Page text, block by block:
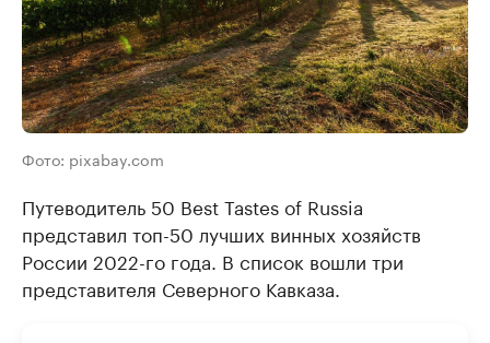
Фото: pixabay.com
Путеводитель 50 Best Tastes of Russia
представил топ-50 лучших винных хозяйств
России 2022-го года. В список вошли три
представителя Северного Кавказа.